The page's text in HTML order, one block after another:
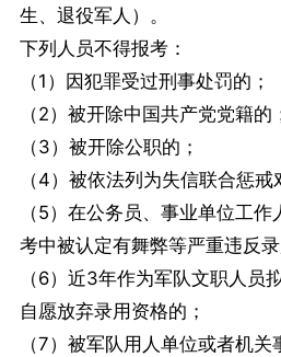
生、退役军人）。
下列人员不得报考：
（1）因犯罪受过刑事处罚的；
（2）被开除中国共产党党籍的
（3）被开除公职的；
（4）被依法列为失信联合惩戒
（5）在公务员、事业单位工
考中被认定有舞弊等严重违反
（6）近3年作为军队文职人员
自愿放弃录用资格的；
（7）被军队用人单位或者机